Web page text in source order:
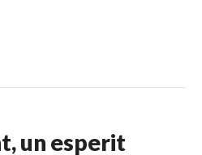
un esperit